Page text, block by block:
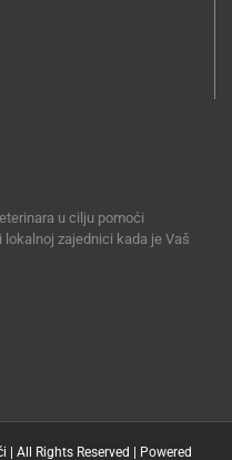
u cilju pomoći
zajednici kada je Vaš
All Rights Reserved | Powered